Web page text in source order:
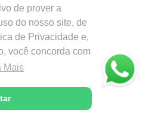
de prover a
do nosso site, de
de Privacidade e,
você concorda com
Mais